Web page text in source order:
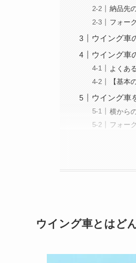
納品先
フォー
ウイング車
ウイング車
よくあ
【基本
ウイング車
横から
フォー
ウイング車とはど